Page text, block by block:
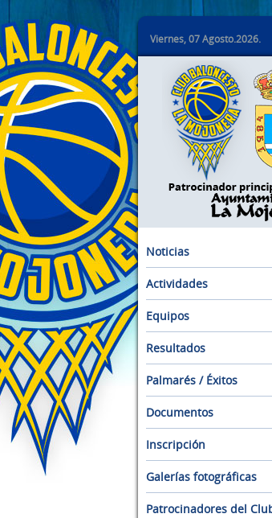
Viernes, 07 Agosto.2026.
Noticias
Actividades
Equipos
Resultados
Palmarés / Éxitos
Documentos
Inscripción
Galerías fotográficas
Patrocinadores del